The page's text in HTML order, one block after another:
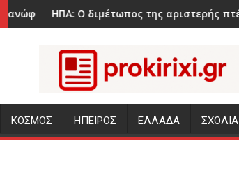
«Σε λίγο καιρό ξέρεις τι θα γίνεται»
της αριστερής πτέρυγας των Drone
ΚΟΣΜΟΣ ΗΠΕΙΡΟΣ ΕΛΛΑΔΑ ΣΧΟΛΙΑ